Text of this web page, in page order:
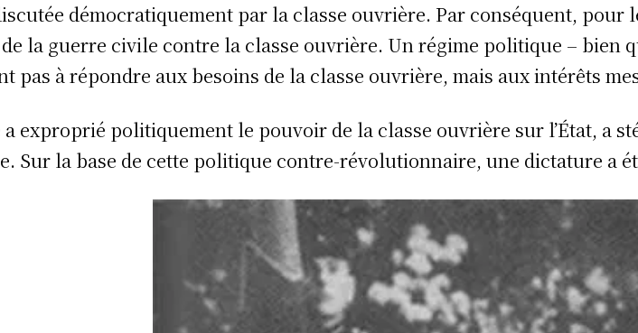
démocratiquement par la classe ouvrière. Par conséquent,
la guerre civile contre la classe ouvrière. Un régime politique – bien
pas à répondre aux besoins de la classe ouvrière, mais aux intérêts
exproprié politiquement le pouvoir de la classe ouvrière sur l’État, a
Sur la base de cette politique contre-révolutionnaire, une dictature a